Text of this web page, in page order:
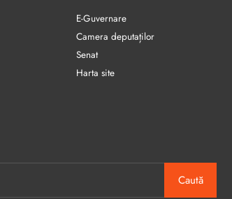
E-Guvernare
Camera deputaților
Senat
Harta site
Caută